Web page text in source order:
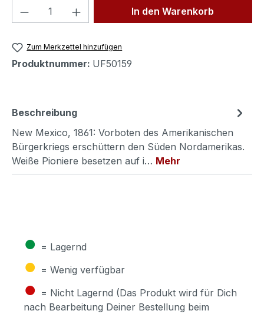
Produkt Anzahl: Gib denIn den Warenkorb
Zum Merkzettel hinzufügen
Produktnummer: UF50159
Beschreibung
New Mexico, 1861: Vorboten des Amerikanischen
Bürgerkriegs erschüttern den Süden Nordamerikas.
Weiße Pioniere besetzen auf i… Mehr
● = Lagernd
● = Wenig verfügbar
● = Nicht Lagernd (Das Produkt wird für Dich
nach Bearbeitung Deiner Bestellung beim